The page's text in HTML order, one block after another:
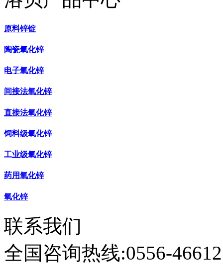
原料锌锭
陶瓷氧化锌
电子氧化锌
间接法氧化锌
直接法氧化锌
饲料级氧化锌
工业级氧化锌
药用氧化锌
氧化锌
联系我们
全国咨询热线:0556-